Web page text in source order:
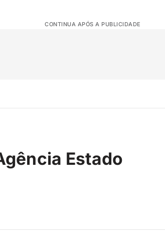
CONTINUA APÓS A PUBLICIDADE
Estado